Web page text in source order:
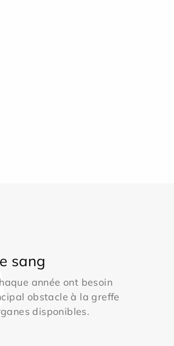
sang
année ont besoin
obstacle à la greffe
disponibles.